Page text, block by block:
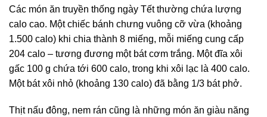
Các món ăn truyền thống ngày Tết thường chứa lượng
calo cao. Một chiếc bánh chưng vuông cỡ vừa (khoảng
1.500 calo) khi chia thành 8 miếng, mỗi miếng cung cấp
204 calo – tương đương một bát cơm trắng. Một đĩa xôi
gấc 100 g chứa tới 600 calo, trong khi xôi lạc là 400 calo.
Một bát xôi nhỏ (khoảng 130 calo) đã bằng 1/3 bát phở.
Thịt nấu đông, nem rán cũng là những món ăn giàu năng